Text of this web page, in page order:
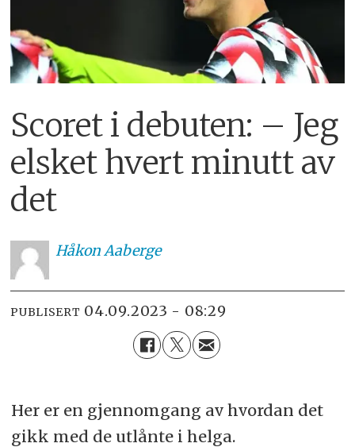
Scoret i debuten: – Jeg
elsket hvert minutt av
det
HåkonAaberge
PUBLISERT 04.09.2023 - 08:29
Her er en gjennomgang av hvordan det
gikk med de utlånte i helga.